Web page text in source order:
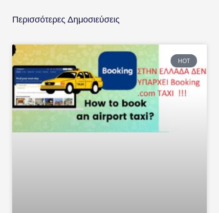
Περισσότερες Δημοσιεύσεις
HOT